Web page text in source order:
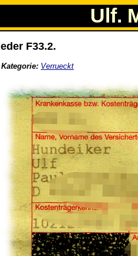
Ulf.
F33.2.
Kategorie: Verrueckt